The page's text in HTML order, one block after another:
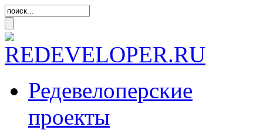
Редевелоперские
проекты